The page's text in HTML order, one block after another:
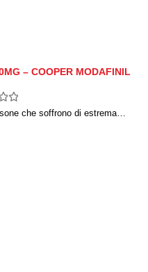
– COOPER MODAFINIL
che soffrono di estrema…